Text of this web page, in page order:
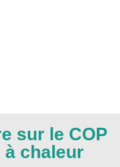
sur le COP
à chaleur